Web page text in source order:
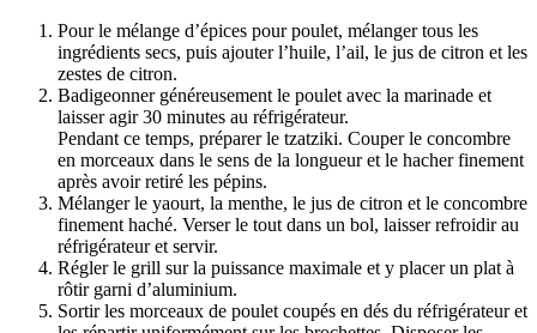
Pour le mélange d’épices pour poulet, mélanger tous les
ingrédients secs, puis ajouter l’huile, l’ail, le jus de citron et les
zestes de citron.
Badigeonner généreusement le poulet avec la marinade et
laisser agir 30 minutes au réfrigérateur.
Pendant ce temps, préparer le tzatziki. Couper le concombre
en morceaux dans le sens de la longueur et le hacher finement
après avoir retiré les pépins.
Mélanger le yaourt, la menthe, le jus de citron et le concombre
finement haché. Verser le tout dans un bol, laisser refroidir au
réfrigérateur et servir.
Régler le grill sur la puissance maximale et y placer un plat à
rôtir garni d’aluminium.
Sortir les morceaux de poulet coupés en dés du réfrigérateur et